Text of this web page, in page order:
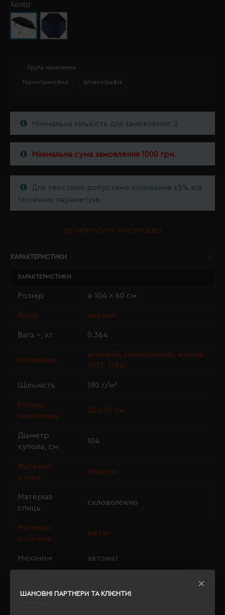
ШАНОВНІ ПАРТНЕРИ ТА КЛІЄНТИ!
Колір
Група нанесення
Термотрансфер Шовкографія
Мінімальна кількість для замовлення: 2
Мінімальна сума замовлення 1000 грн.
Для текстилю допустиме коливання ±5% від
технічних параметрів.
ЗАПРОСИТИ ІНФОРМАЦІЮ
ХАРАКТЕРИСТИКИ
ХАРАКТЕРИСТИКИ
Розмір ø 104 x 60 см
Колір чорний
Вага ~, кг 0.364
Матеріали
алюміній, скловолокно, епонж
190T, ПВХ
Щільність 190 г/м²
Розмір
нанесення
20 х 10 см
Діаметр
купола, см
104
Матеріал
ручки
пластик
Матеріал
спиць
скловолокно
Матеріал
стрижня
метал
Механізм автомат